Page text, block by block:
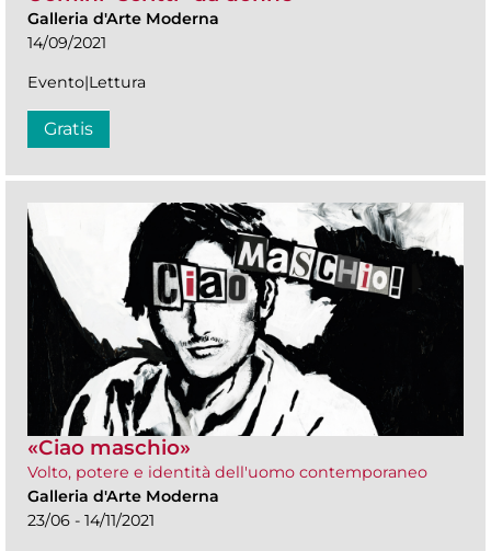
Galleria d'Arte Moderna
14/09/2021
Evento|Lettura
Gratis
«Ciao maschio»
Volto, potere e identità dell'uomo contemporaneo
Galleria d'Arte Moderna
23/06 - 14/11/2021